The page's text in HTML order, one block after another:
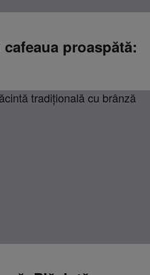
proaspătă: